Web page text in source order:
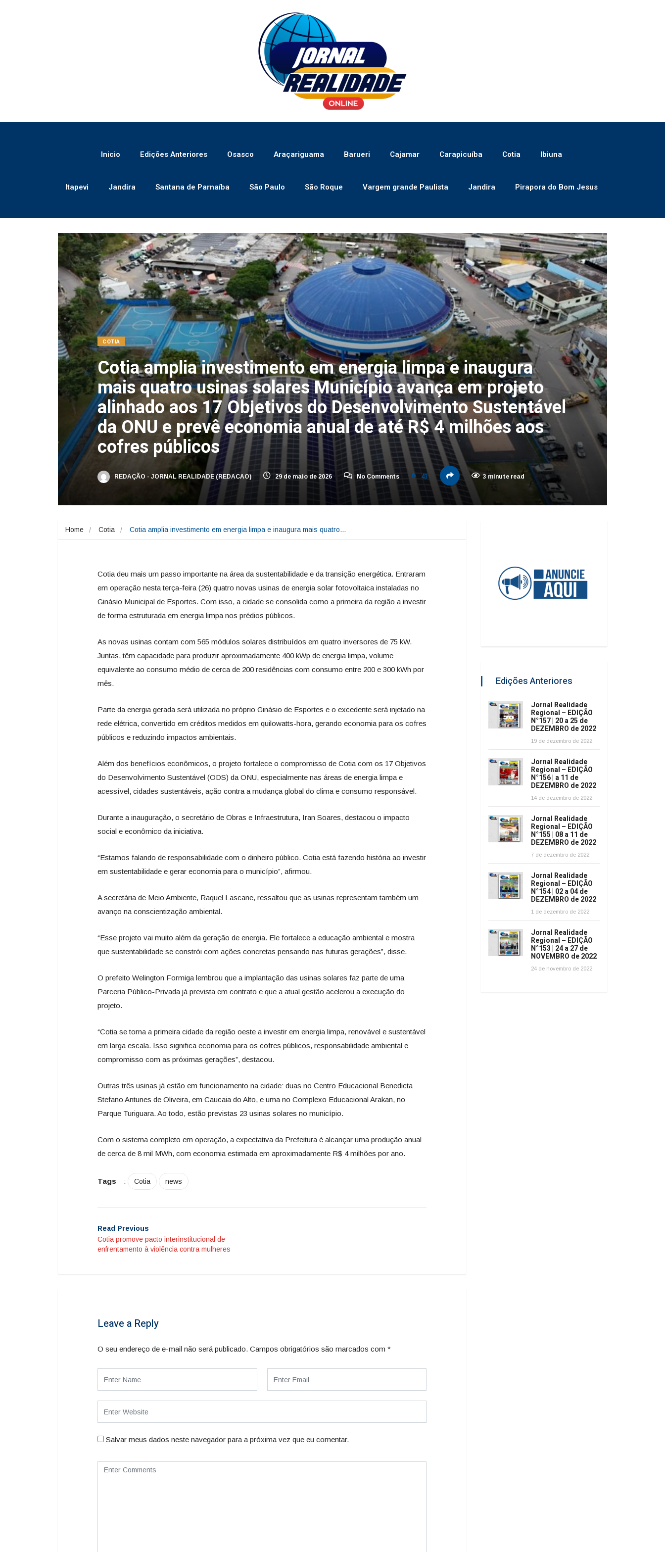
Inicio Edições Anteriores Osasco Araçariguama Barueri Cajamar Carapicuíba Cotia Ibiuna
Itapevi Jandira Santana de Parnaíba São Paulo São Roque Vargem grande Paulista Jandira Pirapora do Bom Jesus
COTIA
Cotia amplia investimento em energia limpa e inaugura
mais quatro usinas solares Município avança em projeto
alinhado aos 17 Objetivos do Desenvolvimento Sustentável
da ONU e prevê economia anual de até R$ 4 milhões aos
cofres públicos
REDAÇÃO - JORNAL REALIDADE (REDACAO) 29 de maio de 2026 No Comments 43 3 minute read
Home Cotia Cotia amplia investimento em energia limpa e inaugura mais quatro…
Cotia deu mais um passo importante na área da sustentabilidade e da transição energética. Entraram
em operação nesta terça-feira (26) quatro novas usinas de energia solar fotovoltaica instaladas no
Ginásio Municipal de Esportes. Com isso, a cidade se consolida como a primeira da região a investir
de forma estruturada em energia limpa nos prédios públicos.
As novas usinas contam com 565 módulos solares distribuídos em quatro inversores de 75 kW.
Juntas, têm capacidade para produzir aproximadamente 400 kWp de energia limpa, volume
equivalente ao consumo médio de cerca de 200 residências com consumo entre 200 e 300 kWh por
mês.
Parte da energia gerada será utilizada no próprio Ginásio de Esportes e o excedente será injetado na
rede elétrica, convertido em créditos medidos em quilowatts-hora, gerando economia para os cofres
públicos e reduzindo impactos ambientais.
Além dos benefícios econômicos, o projeto fortalece o compromisso de Cotia com os 17 Objetivos
do Desenvolvimento Sustentável (ODS) da ONU, especialmente nas áreas de energia limpa e
acessível, cidades sustentáveis, ação contra a mudança global do clima e consumo responsável.
Durante a inauguração, o secretário de Obras e Infraestrutura, Iran Soares, destacou o impacto
social e econômico da iniciativa.
“Estamos falando de responsabilidade com o dinheiro público. Cotia está fazendo história ao investir
em sustentabilidade e gerar economia para o município”, afirmou.
A secretária de Meio Ambiente, Raquel Lascane, ressaltou que as usinas representam também um
avanço na conscientização ambiental.
“Esse projeto vai muito além da geração de energia. Ele fortalece a educação ambiental e mostra
que sustentabilidade se constrói com ações concretas pensando nas futuras gerações”, disse.
O prefeito Welington Formiga lembrou que a implantação das usinas solares faz parte de uma
Parceria Público-Privada já prevista em contrato e que a atual gestão acelerou a execução do
projeto.
“Cotia se torna a primeira cidade da região oeste a investir em energia limpa, renovável e sustentável
em larga escala. Isso significa economia para os cofres públicos, responsabilidade ambiental e
compromisso com as próximas gerações”, destacou.
Outras três usinas já estão em funcionamento na cidade: duas no Centro Educacional Benedicta
Stefano Antunes de Oliveira, em Caucaia do Alto, e uma no Complexo Educacional Arakan, no
Parque Turiguara. Ao todo, estão previstas 23 usinas solares no município.
Com o sistema completo em operação, a expectativa da Prefeitura é alcançar uma produção anual
de cerca de 8 mil MWh, com economia estimada em aproximadamente R$ 4 milhões por ano.
Tags : Cotia news
Read Previous
Cotia promove pacto interinstitucional de
enfrentamento à violência contra mulheres
Leave a Reply
O seu endereço de e-mail não será publicado. Campos obrigatórios são marcados com *
Salvar meus dados neste navegador para a próxima vez que eu comentar.
Edições Anteriores
Jornal Realidade
Regional – EDIÇÃO
N°157 | 20 a 25 de
DEZEMBRO de 2022
19 de dezembro de 2022
Jornal Realidade
Regional – EDIÇÃO
N°156 | a 11 de
DEZEMBRO de 2022
14 de dezembro de 2022
Jornal Realidade
Regional – EDIÇÃO
N°155 | 08 a 11 de
DEZEMBRO de 2022
7 de dezembro de 2022
Jornal Realidade
Regional – EDIÇÃO
N°154 | 02 a 04 de
DEZEMBRO de 2022
1 de dezembro de 2022
Jornal Realidade
Regional – EDIÇÃO
N°153 | 24 a 27 de
NOVEMBRO de 2022
24 de novembro de 2022